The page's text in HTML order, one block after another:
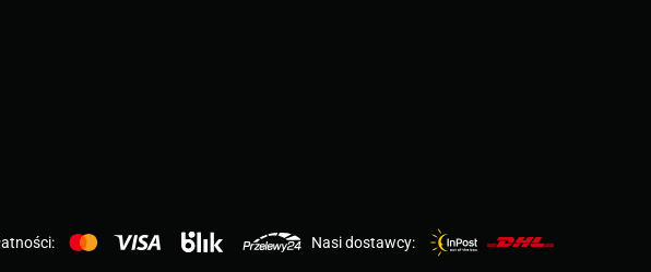
Nasi dostawcy: